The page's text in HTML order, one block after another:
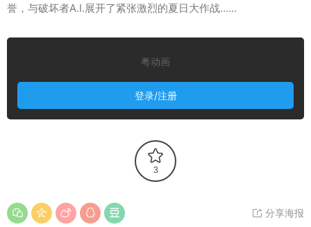
誉，与破坏者A.I.展开了紧张激烈的夏日大作战……
粤动画
登录/注册
3
分享海报